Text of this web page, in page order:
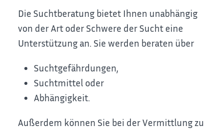
Die Suchtberatung bietet Ihnen unabhängig
von der Art oder Schwere der Sucht eine
Unterstützung an. Sie werden beraten über
Suchtgefährdungen,
Suchtmittel oder
Abhängigkeit.
Außerdem können Sie bei der Vermittlung zu